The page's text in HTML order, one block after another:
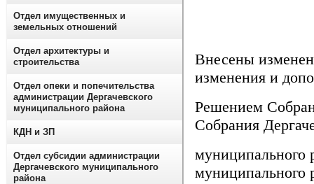
Внесены
изменения и
Решением
Собрания
муниципального
Отдел имущественных и
земельных отношений
Отдел архитектуры и
строительства
Отдел опеки и попечительства
администрации Дергачевского
муниципального района
КДН и ЗП
Отдел субсидии администрации
Дергачевского муниципального
района